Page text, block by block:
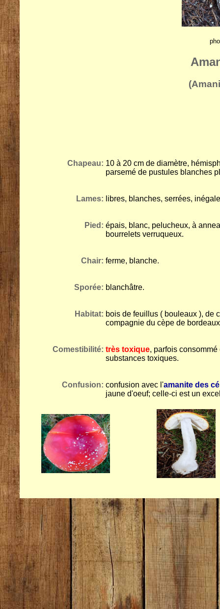
Chapeau: 10 à 20 cm de diamètre,
parsemé de pustules blanches
Lames: libres, blanches, serrées,
Pied: épais, blanc, pelucheux, à
bourrelets verruqueux.
Chair: ferme, blanche.
Sporée: blanchâtre.
Habitat: bois de feuillus ( bouleaux ), de
compagnie du cèpe de
Comestibilité: très toxique, parfois
substances toxiques.
Confusion: confusion avec l'amanite des
jaune d'oeuf; celle-ci est un